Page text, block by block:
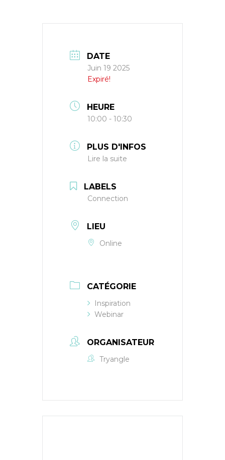
DATE
Juin 19 2025
Expiré!
HEURE
10:00 - 10:30
PLUS D'INFOS
Lire la suite
LABELS
Connection
LIEU
Online
CATÉGORIE
Inspiration
Webinar
ORGANISATEUR
Tryangle